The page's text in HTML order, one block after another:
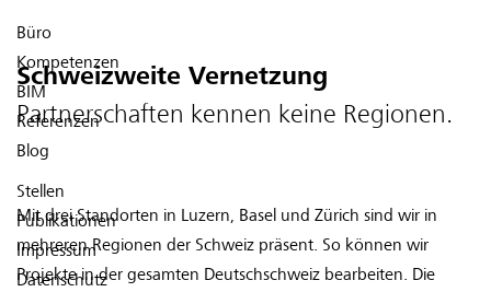
Schweizweite Vernetzung
Partnerschaften kennen keine Regionen.
Mit drei Standorten in Luzern, Basel und Zürich sind wir in
mehreren Regionen der Schweiz präsent. So können wir
Projekte in der gesamten Deutschschweiz bearbeiten. Die
Büro
Kompetenzen
BIM
Referenzen
Blog
Stellen
Publikationen
Impressum
Datenschutz